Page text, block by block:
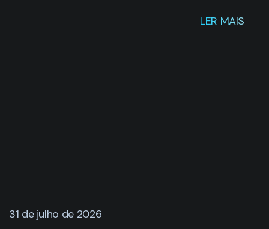
LER MAIS
31 de julho de 2026